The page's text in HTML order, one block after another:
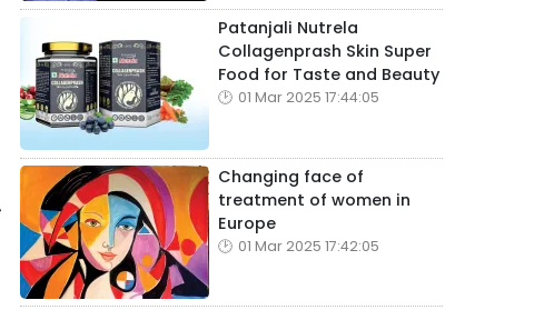
Patanjali Nutrela
Collagenprash Skin Super
Food for Taste and Beauty
01 Mar 2025 17:44:05
Changing face of
treatment of women in
Europe
01 Mar 2025 17:42:05